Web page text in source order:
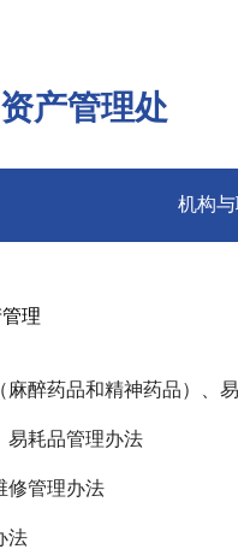
资产管理处
机构
理
醉药品和精神药品）、
易耗品管理办法
修管理办法
法